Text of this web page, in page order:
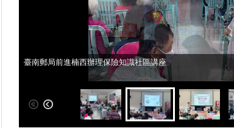
臺南郵局前進楠西辦理保險知識社區講座
臺南郵局前進楠西辦理保險知識社區講座